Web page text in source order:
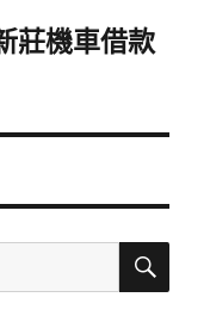
莊機車借款
搜